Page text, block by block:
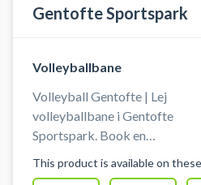
Gentofte Sportspark
Volleyballbane
Volleyball Gentofte | Lej
volleyballbane i Gentofte
Sportspark. Book en
Gentofte på en volley
This product is available on